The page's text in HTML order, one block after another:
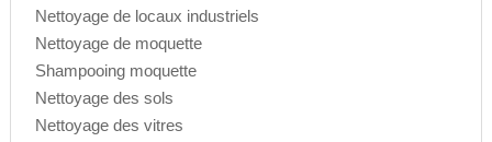
Nettoyage de locaux industriels
Nettoyage de moquette
Shampooing moquette
Nettoyage des sols
Nettoyage des vitres